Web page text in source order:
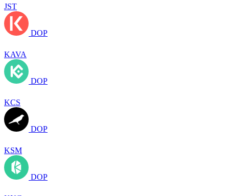
JST
DOP
KAVA
DOP
KCS
DOP
KSM
DOP